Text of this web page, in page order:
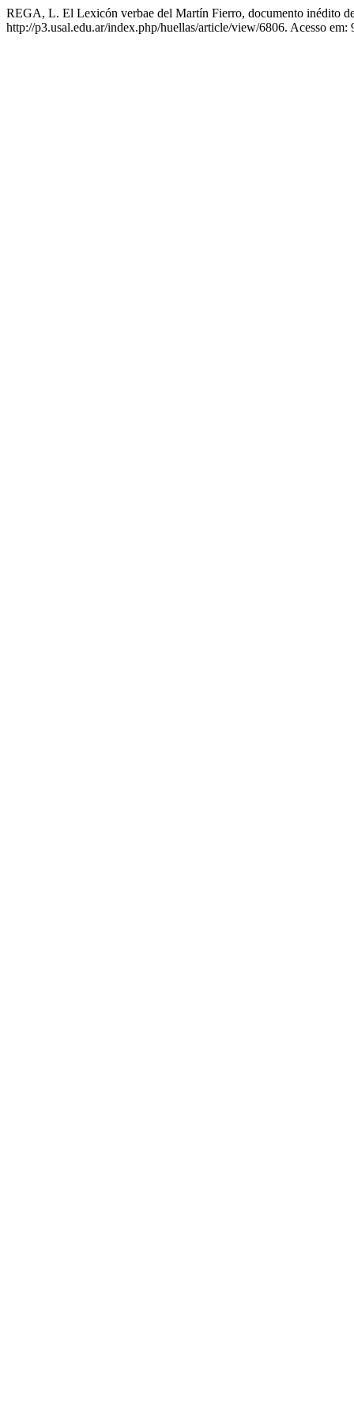
REGA, L. El Lexicón verbae del Martín Fierro, documento inédito
http://p3.usal.edu.ar/index.php/huellas/article/view/6806. Acesso em: